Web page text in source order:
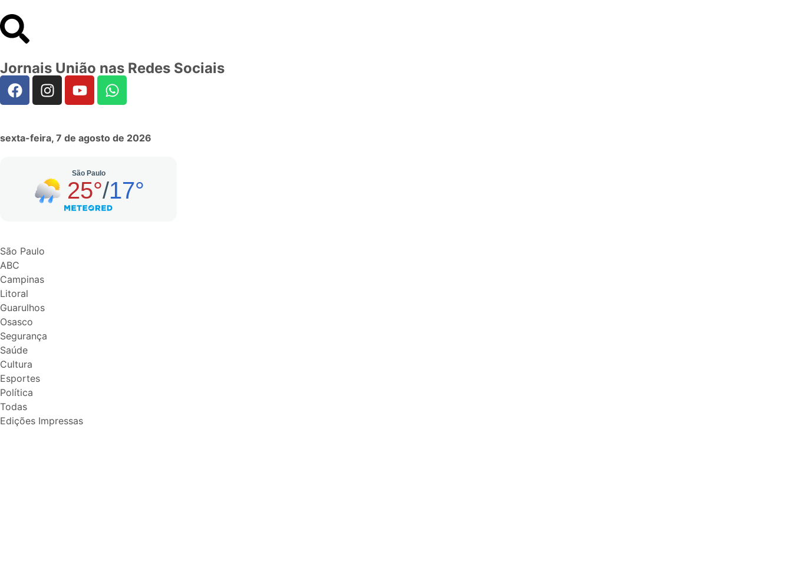
Jornais União nas Redes Sociais
sexta-feira, 7 de agosto de 2026
São Paulo
ABC
Campinas
Litoral
Guarulhos
Osasco
Segurança
Saúde
Cultura
Esportes
Política
Todas
Edições Impressas